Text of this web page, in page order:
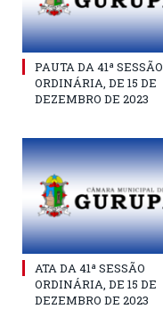
PAUTA DA 41ª SESSÃO
ORDINÁRIA, DE 15 DE
DEZEMBRO DE 2023
ATA DA 41ª SESSÃO
ORDINÁRIA, DE 15 DE
DEZEMBRO DE 2023